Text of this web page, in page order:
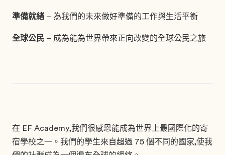
準備就緒 – 為我們的未來做好準備的工作與生活平衡
全球公民 – 成為能為世界帶來正向改變的全球公民之旅
在 EF Academy,我們很感恩能成為世界上最國際化的寄
宿學校之一。我們的學生來自超過 75 個不同的國家,使我